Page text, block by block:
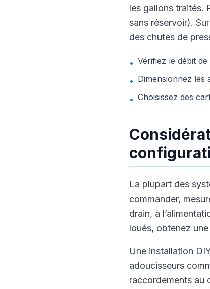
les gallons traités.
sans réservoir).
des chutes de
• Vérifiez le débit
• Dimensionnez les
• Choisissez des
La plupart des
commander,
drain, à
loués, obtenez
Une installation
adoucisseurs
raccordements au